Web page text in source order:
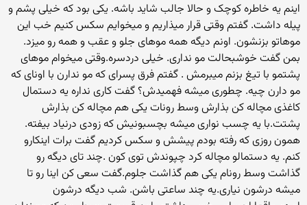
اینم یه خاطره کوچک و حالا جالب شاید باشه. یکی بود که خیلی پشم و
پیله داشت. گفتم وقتی قرار میذاریم و میخوایم سکس کنیم خب این
موهاتو بزنشون. اونم دیگه همه موهای جلو و عقب و همه رو میزد.
بمن گفت خوشبحالت مو نداری. خیلی دردسره.وقتی میخوام موهای
پشتمو با تیغ بزنم میبرمش . گفتم فرق پسرای که مو ندارن با اونای که
مو دارن چیه. چطوری میشه فهمیدش؟ گفت کاری نداره یه دستمال
کاغذی مچاله کن بذارش وسط رونات یکی هم مچاله کن بذارش
پشتت.با یه چسب نواری میشه بچسبونیش که زودی درنیاد بیفته.
همون روزی که رفته بودم پیشش و سکس کردیم گفت برات اینکارو
کنم. یه دستمالو مچاله کرد چپوندش توی کون .چند تای دیگه رو
گذاشت وسط رونام یکی هم گذاشت جلوم.گفت سعی کن اینا رو تا
میشه درشون نیاری.یه چند ساعتی باشن. شب دیگه درشون